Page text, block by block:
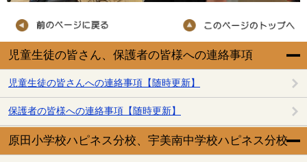
児童生徒の皆さん、保護者の皆様への連絡事項
児童生徒の皆さんへの連絡事項【随時更新】
保護者の皆様への連絡事項【随時更新】
原田小学校ハピネス分校、宇美南中学校ハピネス分校